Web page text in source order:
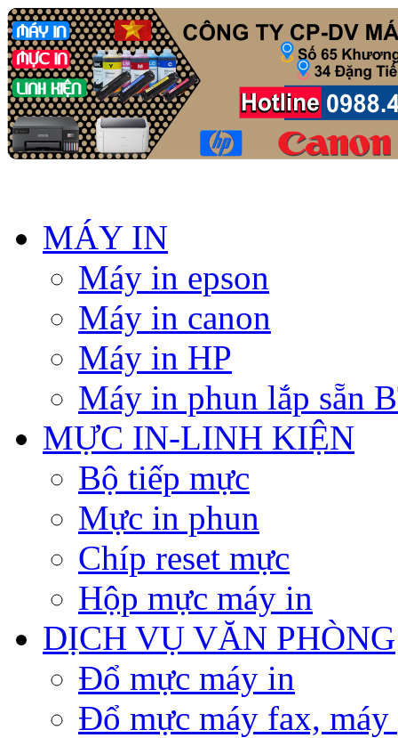
MÁY IN
Máy in epson
Máy in canon
Máy in HP
Máy in phun lắp sẵn
MỰC IN-LINH KIỆN
Bộ tiếp mực
Mực in phun
Chíp reset mực
Hộp mực máy in
DỊCH VỤ VĂN PHÒNG
Đổ mực máy in
Đổ mực máy fax, máy